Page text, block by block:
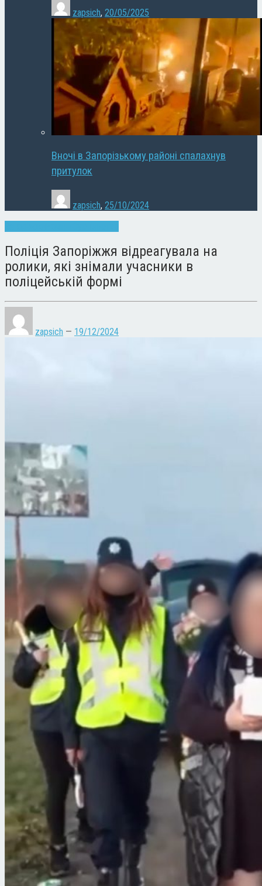
zapsich, 20/05/2025
Вночі в Запорізькому районі спалахнув
притулок
zapsich, 25/10/2024
Поліція Запоріжжя відреагувала на
ролики, які знімали учасники в
поліцейській формі
zapsich — 19/12/2024